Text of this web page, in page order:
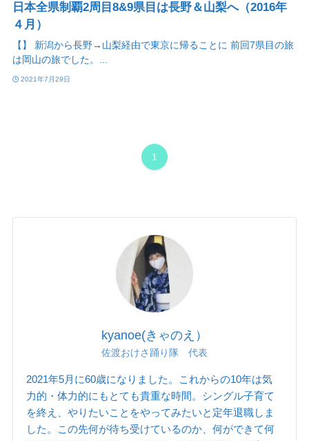
日本全県制覇2周目8&9県目は長野＆山梨へ（2016年
４月）
【】 新潟から長野→山梨経由で東京に帰ることに 前回7県目の旅
は岡山の旅でした。...
2021年7月29日
1
kyanoe(きゃのえ）
佐渡おけさ踊り隊 代表
2021年5月に60歳になりました。これからの10年は気
力的・体力的にもとても貴重な時間。シングル子育て
を終え、やりたいことをやってみたいと定年退職しま
した。この先何が待ち受けているのか、何ができて何